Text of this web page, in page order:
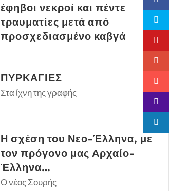
έφηβοι νεκροί και πέντε
τραυματίες μετά από
προσχεδιασμένο καβγά
ΠΥΡΚΑΓΙΕΣ
Στα ίχνη της γραφής
Η σχέση του Νεο-Έλληνα, με
τον πρόγονο μας Αρχαίο-
Έλληνα…
Ο νέος Σουρής